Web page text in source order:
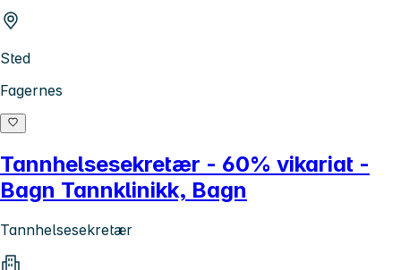
Sted
Fagernes
Tannhelsesekretær - 60% vikariat -
Bagn Tannklinikk, Bagn
Tannhelsesekretær